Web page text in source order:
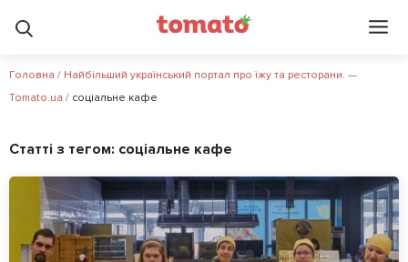
Головна / Найбільший український портал про їжу та ресторани. —
Tomato.ua / соціальне кафе
Статті з тегом: соціальне кафе